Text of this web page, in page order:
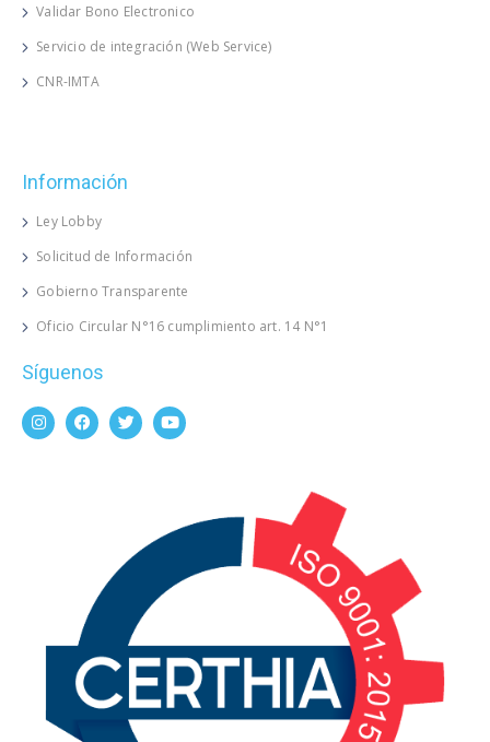
Validar Bono Electronico
Servicio de integración (Web Service)
CNR-IMTA
Información
Ley Lobby
Solicitud de Información
Gobierno Transparente
Oficio Circular N°16 cumplimiento art. 14 N°1
Síguenos